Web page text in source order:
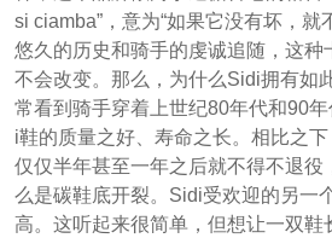
si ciamba”，意为“如果它没有坏，就
悠久的历史和骑手的虔诚追随，这种
不会改变。那么，为什么Sidi拥有如
常看到骑手穿着上世纪80年代和90
i鞋的质量之好、寿命之长。相比之
仅仅半年甚至一年之后就不得不退役
么是碳鞋底开裂。Sidi受欢迎的另一
高。这听起来很简单，但想让一双鞋